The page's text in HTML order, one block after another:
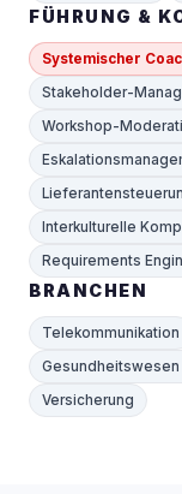
FÜHRUNG &
Systemischer
Stakeholder-
Workshop-
Interkulturelle
Requirements
BRANCHEN
Telekommunikation
Versicherung